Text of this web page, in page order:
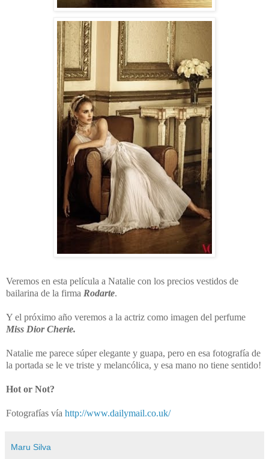
Veremos en esta película a Natalie con los precios vestidos de
bailarina de la firma Rodarte.
Y el próximo año veremos a la actriz como imagen del perfume
Miss Dior Cherie.
Natalie me parece súper elegante y guapa, pero en esa fotografía de
la portada se le ve triste y melancólica, y esa mano no tiene sentido!
Hot or Not?
Fotografías vía http://www.dailymail.co.uk/
Maru Silva